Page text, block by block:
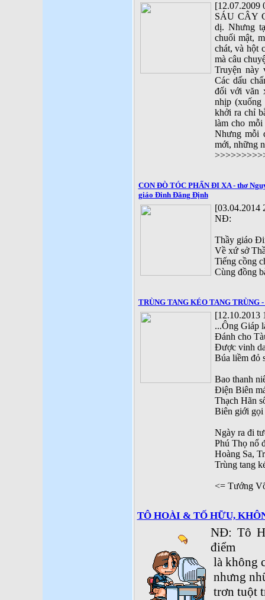
[12.07.2009
SÁU CÂY
dị. Nhưng
chuối mật,
chát, và hột
mà câu
Truyện này
Các dấu
đối với văn
nhịp (xuống
khởi ra chỉ
làm cho
Nhưng mỗi
mới, những
CON ĐÒ TÓC PHẤN ĐI XA - thơ
giáo Đinh Đăng Định
[03.04.2014
NĐ:
Thầy giáo
Về xứ sở
Tiếng cồng
Cùng đồng
TRÙNG TANG KÉO TANG TRÙNG
[12.10.2013
...Ông Giáp
Đánh cho
Được vinh
Búa liềm đỏ
Bao thanh
Điện Biên
Thạch Hãn
Biên giới gọi
Ngày ra đi
Phú Thọ nổ
Hoàng Sa,
Trùng tang
<= Tướng
TÔ HOÀI & TỐ HỮU,
NĐ: Tô
điểm
là không
nhưng
trơn tuột